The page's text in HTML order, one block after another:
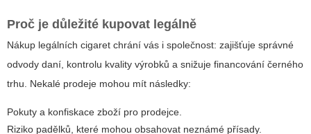
Proč je důležité kupovat legálně
Nákup legálních cigaret chrání vás i společnost: zajišťuje správné
odvody daní, kontrolu kvality výrobků a snižuje financování černého
trhu. Nekalé prodeje mohou mít následky:
Pokuty a konfiskace zboží pro prodejce.
Riziko padělků, které mohou obsahovat neznámé přísady.